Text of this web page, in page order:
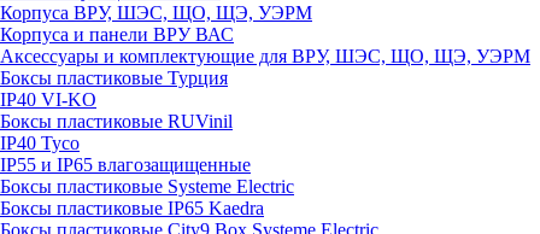
Корпуса ВРУ, ШЭС, ЩО, ЩЭ, УЭРМ
Корпуса и панели ВРУ ВАС
Аксессуары и комплектующие для ВРУ, ШЭС, ЩО, ЩЭ, УЭРМ
Боксы пластиковые Турция
IP40 VI-KO
Боксы пластиковые RUVinil
IP40 Тусо
IP55 и IP65 влагозащищенные
Боксы пластиковые Systeme Electric
Боксы пластиковые IP65 Kaedra
Боксы пластиковые City9 Box Systeme Electric